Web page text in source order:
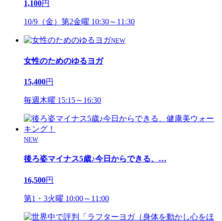
1,100円
10/9（金）第2金曜 10:30～11:30
NEW
女性のためのゆるヨガ
15,400円
毎週木曜 15:15～16:30
NEW
後ろ姿マイナス5歳♪今日からできる、 …
16,500円
第1・3火曜 10:00～11:00